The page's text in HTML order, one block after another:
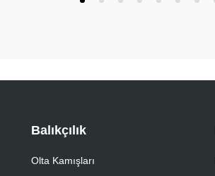
Balıkçılık
Olta Kamışları